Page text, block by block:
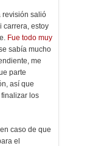
revisión salió
carrera, estoy
Fue todo muy
sabía mucho
me
parte
así que
los
caso de que
el